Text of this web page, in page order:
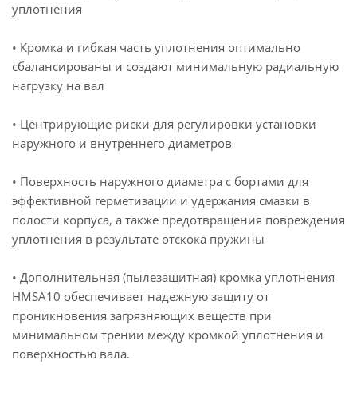
уплотнения
• Кромка и гибкая часть уплотнения оптимально
сбалансированы и создают минимальную радиальную
нагрузку на вал
• Центрирующие риски для регулировки установки
наружного и внутреннего диаметров
• Поверхность наружного диаметра с бортами для
эффективной герметизации и удержания смазки в
полости корпуса, а также предотвращения повреждения
уплотнения в результате отскока пружины
• Дополнительная (пылезащитная) кромка уплотнения
HMSA10 обеспечивает надежную защиту от
проникновения загрязняющих веществ при
минимальном трении между кромкой уплотнения и
поверхностью вала.